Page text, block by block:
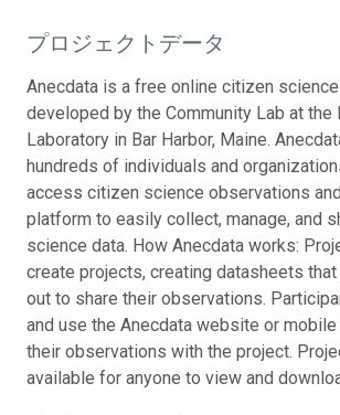
プロジェクトデータ
Anecdata is a free online citizen
developed by the Community Lab at
Laboratory in Bar Harbor, Maine.
hundreds of individuals and
access citizen science observations
platform to easily collect, manage, and
science data. How Anecdata works:
create projects, creating datasheets
out to share their observations.
and use the Anecdata website or
their observations with the project.
available for anyone to view and